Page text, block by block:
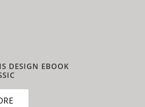
DESIGN EBOOK